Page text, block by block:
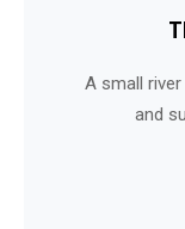
A small
and